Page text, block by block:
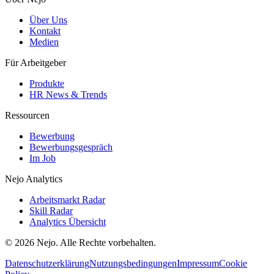
Über Uns
Kontakt
Medien
Für Arbeitgeber
Produkte
HR News & Trends
Ressourcen
Bewerbung
Bewerbungsgespräch
Im Job
Nejo Analytics
Arbeitsmarkt Radar
Skill Radar
Analytics Übersicht
© 2026 Nejo. Alle Rechte vorbehalten.
DatenschutzerklärungNutzungsbedingungenImpressumCookie